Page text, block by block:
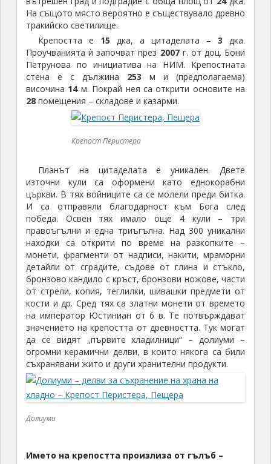
На същото място вероятно е съществувало древно
тракийско светилище.
Крепостта е 15 дка, а цитаделата –3 дка.
Проучванията ѝ започват през 2007г. от доц. Бони
Петрунова по инициатива на НИМ. Крепостната
стена е с дължина 253 м и (предполагаема)
височина 14м. Покрай нея са открити основите на
28помещения – складове и казарми.
Крепост Перистера
Планът на цитаделата е уникален. Двете
източни кули са оформени като еднокорабни
църкви. В тях войниците са се молели преди битка.
И са отправяли благодарност към Бога след
победа. Освен тях имало още 4 кули – три
правоъгълни и една триъгълна. Над 300 уникални
находки са открити по време на разкопките –
монети, фрагменти от надписи, накити, мраморни
детайли от сградите, съдове от глина и стъкло,
бронзово кандило с кръст, бронзови ножове, части
от стрели, копия, теглилки, шивашки предмети от
кости и др. Сред тях са златни монети от времето
на император Юстиниан от 6 в. Те потвърждават
значението на крепостта от древността. Тук могат
да се видят „първите хладилници“ – долиуми –
огромни керамични делви, в които някога са били
съхранявани жито и други хранителни продукти.
Долиуми
Името на крепостта произлиза от гълъб –